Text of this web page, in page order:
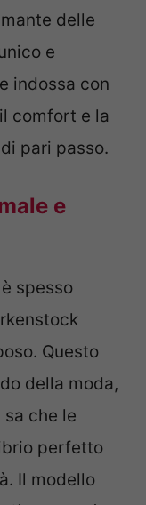
delle
e
indossa con
comfort e la
pari passo.
e
spesso
Questo
della moda,
che le
perfetto
Il modello